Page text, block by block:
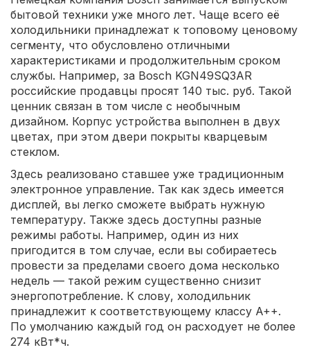
бытовой техники уже много лет. Чаще всего её
холодильники принадлежат к топовому ценовому
сегменту, что обусловлено отличными
характеристиками и продолжительным сроком
службы. Например, за Bosch KGN49SQ3AR
российские продавцы просят 140 тыс. руб. Такой
ценник связан в том числе с необычным
дизайном. Корпус устройства выполнен в двух
цветах, при этом двери покрыты кварцевым
стеклом.
Здесь реализовано ставшее уже традиционным
электронное управление. Так как здесь имеется
дисплей, вы легко сможете выбрать нужную
температуру. Также здесь доступны разные
режимы работы. Например, один из них
пригодится в том случае, если вы собираетесь
провести за пределами своего дома несколько
недель — такой режим существенно снизит
энергопотребление. К слову, холодильник
принадлежит к соответствующему классу A++.
По умолчанию каждый год он расходует не более
274 кВт*ч.